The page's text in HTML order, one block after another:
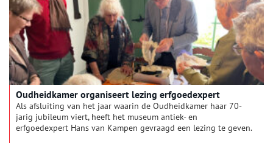
Oudheidkamer organiseert lezing erfgoedexpert
Als afsluiting van het jaar waarin de Oudheidkamer haar 70-
jarig jubileum viert, heeft het museum antiek- en
erfgoedexpert Hans van Kampen gevraagd een lezing te geven.